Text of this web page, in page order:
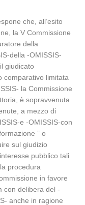
che, all’esito
la V Commissione
della
della -OMISSIS-
giudicato
comparativo limitata
la Commissione
è sopravvenuta
a mezzo di
e -OMISSIS-con
” o
sul giudizio
pubblico tali
procedura
in favore
con delibera del -
anche in ragione